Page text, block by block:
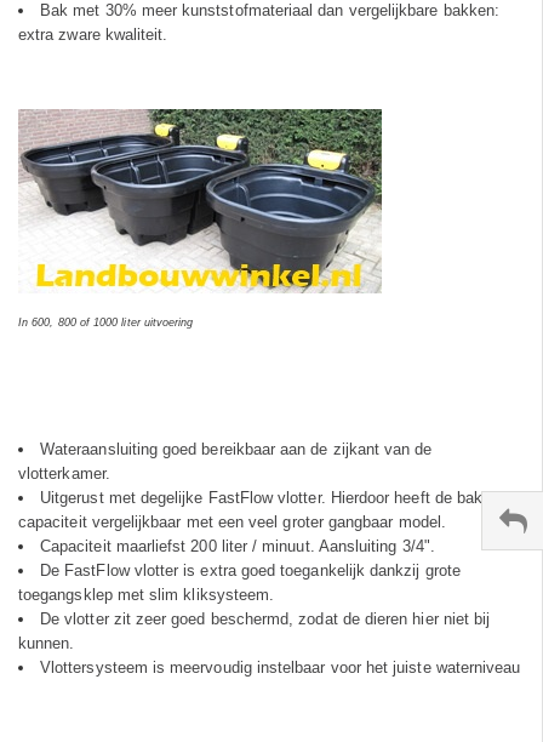
Bak met 30% meer kunststofmateriaal dan vergelijkbare bakken:
extra zware kwaliteit.
In 600, 800 of 1000 liter uitvoering
Wateraansluiting goed bereikbaar aan de zijkant van de
vlotterkamer.
Uitgerust met degelijke FastFlow vlotter. Hierdoor heeft de bak een
capaciteit vergelijkbaar met een veel groter gangbaar model.
Capaciteit maarliefst 200 liter / minuut. Aansluiting 3/4".
De FastFlow vlotter is extra goed toegankelijk dankzij grote
toegangsklep met slim kliksysteem.
De vlotter zit zeer goed beschermd, zodat de dieren hier niet bij
kunnen.
Vlottersysteem is meervoudig instelbaar voor het juiste waterniveau